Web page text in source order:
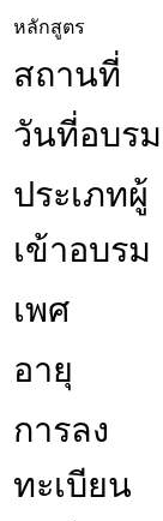
หลักสูตร
สถานที่
วันที่อบรม
ประเภทผู้
เข้าอบรม
เพศ
อายุ
การลง
ทะเบียน